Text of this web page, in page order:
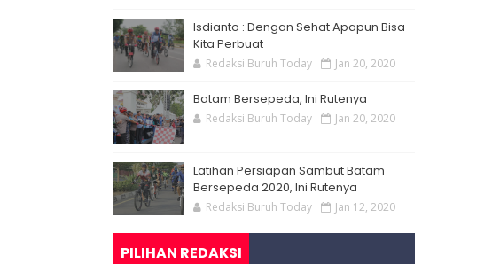
Isdianto : Dengan Sehat Apapun Bisa
Kita Perbuat
Redaksi Buruh Today Jan 20, 2020
Batam Bersepeda, Ini Rutenya
Redaksi Buruh Today Jan 20, 2020
Latihan Persiapan Sambut Batam
Bersepeda 2020, Ini Rutenya
Redaksi Buruh Today Jan 12, 2020
PILIHAN REDAKSI